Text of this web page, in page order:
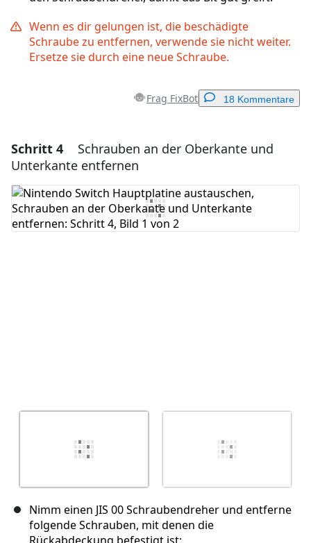
Wenn es dir gelungen ist, die beschädigte
Schraube zu entfernen, verwende sie nicht weiter.
Ersetze sie durch eine neue Schraube.
Frag FixBot 18 Kommentare
Einen Kommentar hinzufügen
Kommentar hinzufügen
Schritt 4
Schrauben an der Oberkante und
Unterkante entfernen
Nimm einen JIS 00 Schraubendreher und entferne
folgende Schrauben, mit denen die